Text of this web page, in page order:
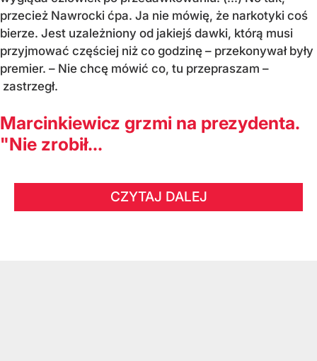
przecież Nawrocki ćpa. Ja nie mówię, że narkotyki coś
bierze. Jest uzależniony od jakiejś dawki, którą musi
przyjmować częściej niż co godzinę – przekonywał były
premier. – Nie chcę mówić co, tu przepraszam –
zastrzegł.
Marcinkiewicz grzmi na prezydenta.
"Nie zrobił...
CZYTAJ DALEJ